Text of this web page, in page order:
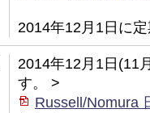
2014年12月1日に
2014年12月1日(11
す。 >
Russell/Nomura